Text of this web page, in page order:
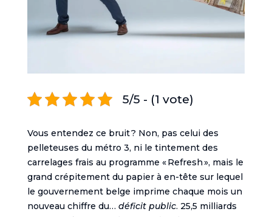
5/5 - (1 vote)
Vous entendez ce bruit ? Non, pas celui des
pelleteuses du métro 3, ni le tintement des
carrelages frais au programme « Refresh », mais le
grand crépitement du papier à en-tête sur lequel
le gouvernement belge imprime chaque mois un
nouveau chiffre du… déficit public. 25,5 milliards